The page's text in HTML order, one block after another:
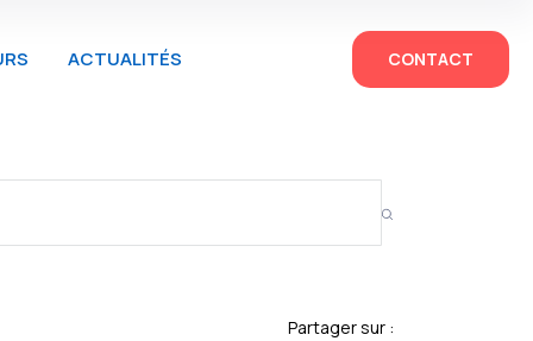
ACTUALITÉS CONTACT
Partager sur :